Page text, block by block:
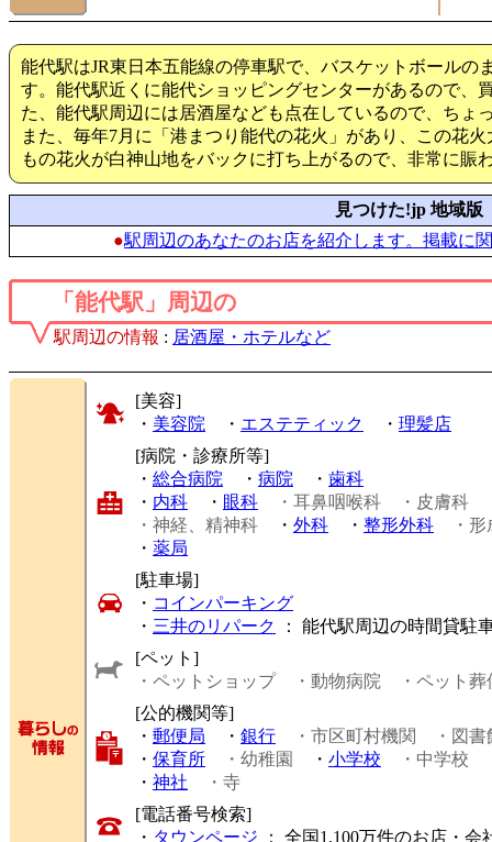
能代駅はJR東日本五能線の停車駅で、バスケットボールの
す。能代駅近くに能代ショッピングセンターがあるので、
た、能代駅周辺には居酒屋なども点在しているので、ちょ
また、毎年7月に「港まつり能代の花火」があり、この花
もの花火が白神山地をバックに打ち上がるので、非常に賑
見つけた!jp 地域版
●駅周辺のあなたのお店を紹介します。掲載に
「能代駅」周辺の
駅周辺の情報 : 居酒屋・ホテルなど
[美容]
・ 美容院 ・ エステティック ・ 理髪店
[病院・診療所等]
・ 総合病院 ・ 病院 ・ 歯科
・ 内科 ・ 眼科 ・耳鼻咽喉科 ・皮膚科
・神経、精神科 ・ 外科 ・ 整形外科
・
・ 薬局
[駐車場]
・ コインパーキング
・ 三井のリパーク
： 能代駅周辺の時間貸駐
[ペット]
・ペットショップ
・動物病院
・ペット葬
[公的機関等]
・ 郵便局 ・ 銀行 ・市区町村機関
・図書
・ 保育所 ・幼稚園 ・ 小学校 ・中学校
・ 神社
・寺
[電話番号検索]
・ タウンページ ： 全国1,100万件のお店・